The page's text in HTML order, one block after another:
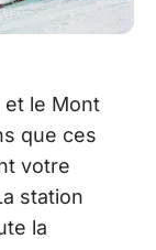
et le Mont
que ces
votre
station
la